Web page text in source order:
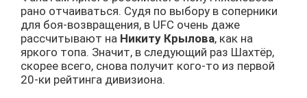
рано отчаиваться. Судя по выбору в соперники
для боя-возвращения, в UFC очень даже
рассчитывают на Никиту Крылова, как на
яркого топа. Значит, в следующий раз Шахтёр,
скорее всего, снова получит кого-то из первой
20-ки рейтинга дивизиона.